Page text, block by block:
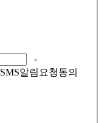
-
SMS알림요청동의